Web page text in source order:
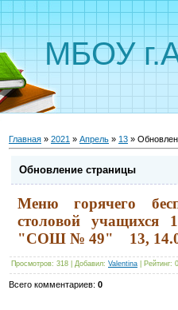
МБОУ
Главная » 2021 » Апрель » 13 »
Обновление страницы
Меню горячего
столовой
"СОШ № 49" 13,
Просмотров: 318 Добавил: Valentina Рейтинг:
Всего комментариев: 0